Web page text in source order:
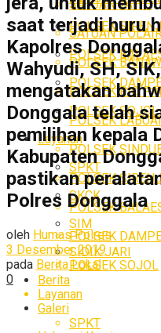
POLSEK
POLSEK
POLSEK
POLSEK SOJOL
Layanan
SPKT
SKCK
SIM
SIDIK JARI
Berita
Galeri
SATUAN TAHTI
SATUAN
POLSEK
POLSEK RIO
POLSEK
POLSEK
POLSEK
POLSEK
POLSEK
POLSEK SOJOL
Layanan
SPKT
saat terjadi huru
Kapolres
Wahyudi, SH,
mengatakan
Donggala telah
pemilihan kepala
Kabupaten
pastikan
Polres Donggala
oleh Humas Polres
3 Desember 2019
pada Berita Lokal
0